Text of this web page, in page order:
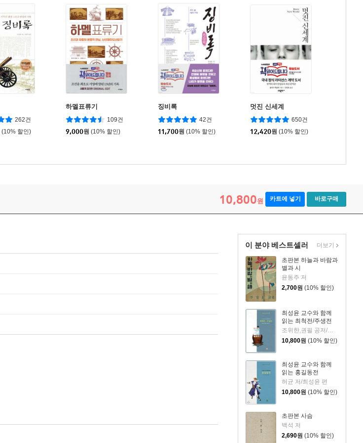
262건
(10% 할인)
하멜표류기
109건
9,000원 (10% 할인)
징비록
42건
11,700원 (10% 할인)
멋진 신세계
650건
12,420원 (10% 할인)
10,800원 카트에 넣기 바로구매
이 분야 베스트셀러
초판본 하늘과 바람과
별과 시
윤동주 저
2,700원 (10% 할인)
최성윤 교수와 함께
읽는 최척전/주생전
조위한,권필 공저/최성윤 역
10,800원 (10% 할인)
최성윤 교수와 함께
읽는 홍길동전
허균 저/최성윤 편
10,800원 (10% 할인)
초판본 사슴
백석 저
2,690원 (10% 할인)
더보기